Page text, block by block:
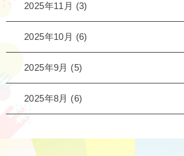
2025年11月 (3)
2025年10月 (6)
2025年9月 (5)
2025年8月 (6)